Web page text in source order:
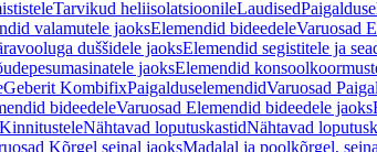
Tarvikud heliisolatsioonileLaudised
valamutele jaoksElemendid bideedeleVaruosad
duššidele jaoksElemendid segistitele ja
jaoksElemendid
Geberit KombifixPaigalduselemendidVaruosad
bideedeleVaruosad Elemendid bideedele jaoks
KinnitusteleNähtavad loputuskastidNähtavad
Kõrgel seinal jaoksMadalal ja poolkõrgel,